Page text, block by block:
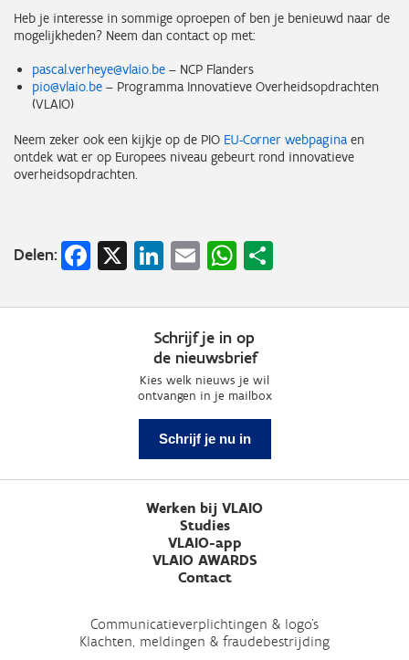
Heb je interesse in sommige oproepen of ben je benieuwd naar de
mogelijkheden? Neem dan contact op met:
pascal.verheye@vlaio.be – NCP Flanders
pio@vlaio.be – Programma Innovatieve Overheidsopdrachten
(VLAIO)
Neem zeker ook een kijkje op de PIO EU-Corner webpagina en
ontdek wat er op Europees niveau gebeurt rond innovatieve
overheidsopdrachten.
Delen: Facebook
X LinkedIn
EmailWhatsApp
Schrijf je in op
de nieuwsbrief
Kies welk nieuws je wil
ontvangen in je mailbox
Schrijf je nu in
Werken bij VLAIO
Studies
VLAIO-app
VLAIO AWARDS
Contact
Communicatieverplichtingen & logo's
Klachten, meldingen & fraudebestrijding